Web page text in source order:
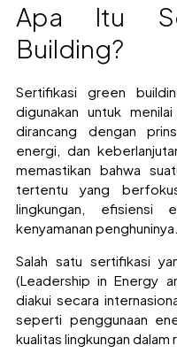
Apa Itu
Building?
Sertifikasi green
digunakan untuk
dirancang dengan
energi, dan
memastikan bahwa
tertentu yang
lingkungan, efisiensi
kenyamanan penghuninya.
Salah satu sertifikasi
(Leadership in Energy
diakui secara
seperti penggunaan
kualitas lingkungan dalam